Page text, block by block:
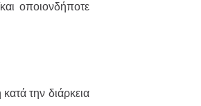
οποιονδήποτε
την διάρκεια